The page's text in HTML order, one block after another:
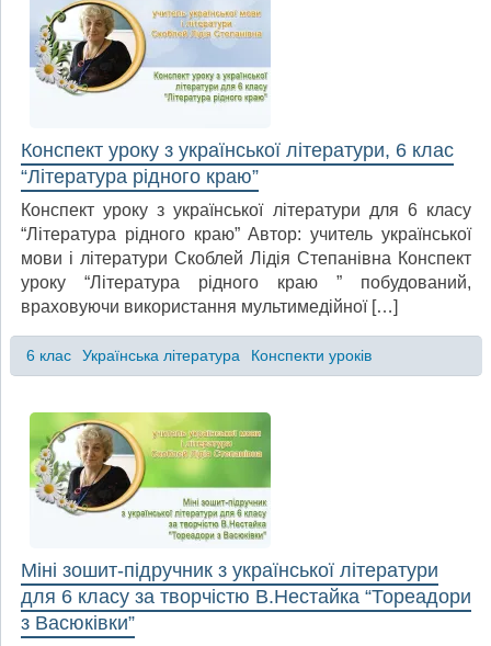
Конспект уроку з української літератури, 6 клас
“Література рідного краю”
Конспект уроку з української літератури для 6 класу
“Література рідного краю” Автор: учитель української
мови і літератури Скоблей Лідія Степанівна Конспект
уроку “Література рідного краю ” побудований,
враховуючи використання мультимедійної […]
6 клас Українська література Конспекти уроків
Міні зошит-підручник з української літератури
для 6 класу за творчістю В.Нестайка “Тореадори
з Васюківки”